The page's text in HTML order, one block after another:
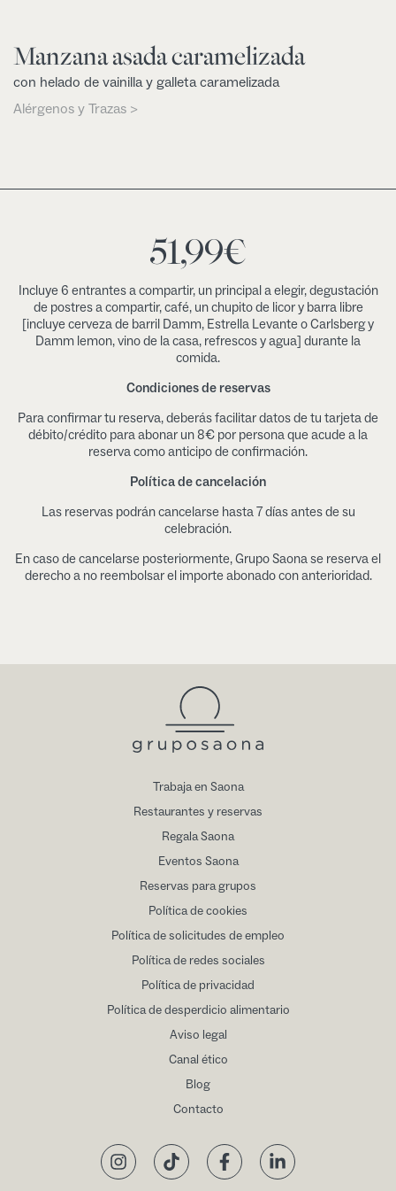
Manzana asada caramelizada
con helado de vainilla y galleta caramelizada
Alérgenos y Trazas >
51,99€
Incluye 6 entrantes a compartir, un principal a elegir, degustación
de postres a compartir, café, un chupito de licor y barra libre
[incluye cerveza de barril Damm, Estrella Levante o Carlsberg y
Damm lemon, vino de la casa, refrescos y agua] durante la
comida.
Condiciones de reservas
Para confirmar tu reserva, deberás facilitar datos de tu tarjeta de
débito/crédito para abonar un 8€ por persona que acude a la
reserva como anticipo de confirmación.
Política de cancelación
Las reservas podrán cancelarse hasta 7 días antes de su
celebración.
En caso de cancelarse posteriormente, Grupo Saona se reserva el
derecho a no reembolsar el importe abonado con anterioridad.
Trabaja en Saona
Restaurantes y reservas
Regala Saona
Eventos Saona
Reservas para grupos
Política de cookies
Política de solicitudes de empleo
Política de redes sociales
Política de privacidad
Política de desperdicio alimentario
Aviso legal
Canal ético
Blog
Contacto
InstagramTikTok FacebookLinkedIn